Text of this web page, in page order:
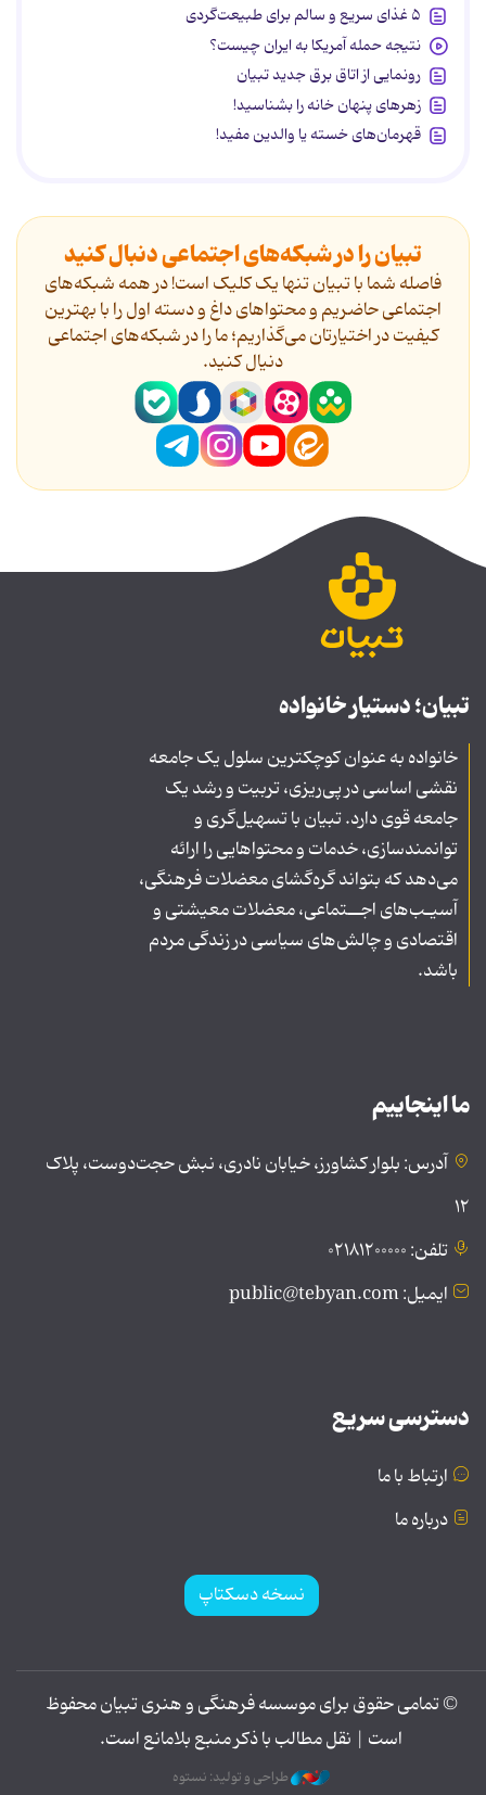
۵ غذای سریع و سالم برای طبیعت‌گردی
نتیجه حمله آمریکا به ایران چیست؟
رونمایی از اتاق برق جدید تبیان
زهرهای پنهان خانه را بشناسید!
قهرمان‌های خسته یا والدین مفید!
تبیان را در شبکه‌های اجتماعی دنبال کنید
فاصله شما با تبیان تنها یک کلیک است! در همه شبکه‌های
اجتماعی حاضریم و محتواهای داغ و دسته اول را با بهترین
کیفیت در اختیارتان می‌گذاریم؛ ما را در شبکه‌های اجتماعی
دنیال کنید.
تبیان؛ دستیار خانواده
خانواده به عنوان کوچکترین سلول یک جامعه
نقشی اساسی در پی‌ریزی، تربیت و رشد یک
جامعه قوی دارد. تبیان با تسهیل‌گری و
توانمندسازی، خدمات و محتواهایی را ارائه
می‌دهد که بتواند گره‌گشای معضلات فرهنگی،
آسیـب‌های اجــتماعی، معضلات معیشتی و
اقتصادی و چالش‌های سیاسی در زندگی مردم
باشد.
ما اینجاییم
آدرس: بلوار کشاورز، خیابان نادری، نبش حجت‌دوست، پلاک
۱۲
تلفن: ۰۲۱۸۱۲۰۰۰۰۰
ایمیل: public@tebyan.com
دسترسی سریع
ارتباط با ما
درباره ما
نسخه دسکتاپ
© تمامی حقوق برای موسسه فرهنگی و هنری تبیان محفوظ
است | نقل مطالب با ذکر منبع بلامانع است.
طراحی و تولید: نستوه